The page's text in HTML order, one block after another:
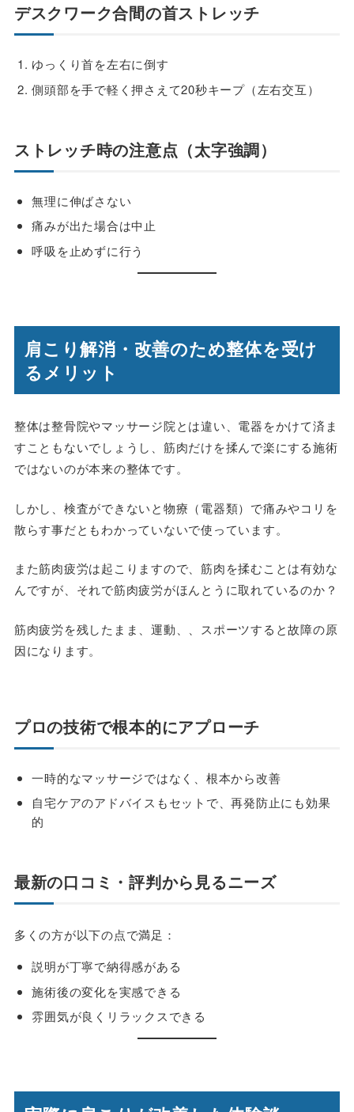
デスクワーク合間の首ストレッチ
ゆっくり首を左右に倒す
側頭部を手で軽く押さえて20秒キープ（左右交互）
ストレッチ時の注意点（太字強調）
無理に伸ばさない
痛みが出た場合は中止
呼吸を止めずに行う
肩こり解消・改善のため整体を受け
るメリット
整体は整骨院やマッサージ院とは違い、電器をかけて済ま
すこともないでしょうし、筋肉だけを揉んで楽にする施術
ではないのが本来の整体です。
しかし、検査ができないと物療（電器類）で痛みやコリを
散らす事だともわかっていないで使っています。
また筋肉疲労は起こりますので、筋肉を揉むことは有効な
んですが、それで筋肉疲労がほんとうに取れているのか？
筋肉疲労を残したまま、運動、、スポーツすると故障の原
因になります。
プロの技術で根本的にアプローチ
一時的なマッサージではなく、根本から改善
自宅ケアのアドバイスもセットで、再発防止にも効果
的
最新の口コミ・評判から見るニーズ
多くの方が以下の点で満足：
説明が丁寧で納得感がある
施術後の変化を実感できる
雰囲気が良くリラックスできる